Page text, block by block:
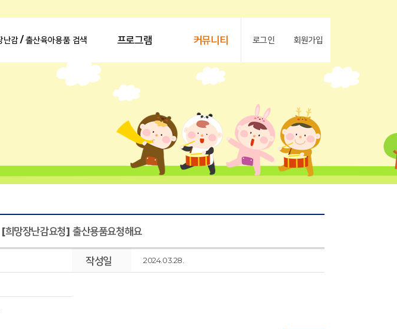
난감 / 출산육아용품 검색 프로그램 커뮤니티 로그인 회원가입
[희망장난감요청] 출산용품요청해요
작성일 2024.03.28.